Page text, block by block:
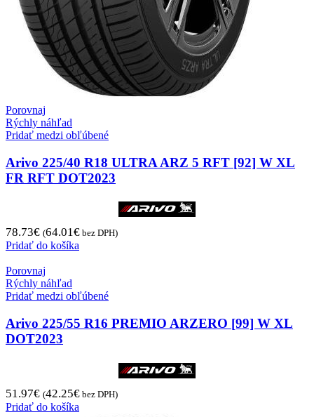
Porovnaj
Rýchly náhľad
Pridať medzi obľúbené
Arivo 225/40 R18 ULTRA ARZ 5 RFT [92] W XL
FR RFT DOT2023
78.73€ (64.01€ bez DPH)
Pridať do košíka
Porovnaj
Rýchly náhľad
Pridať medzi obľúbené
Arivo 225/55 R16 PREMIO ARZERO [99] W XL
DOT2023
51.97€ (42.25€ bez DPH)
Pridať do košíka